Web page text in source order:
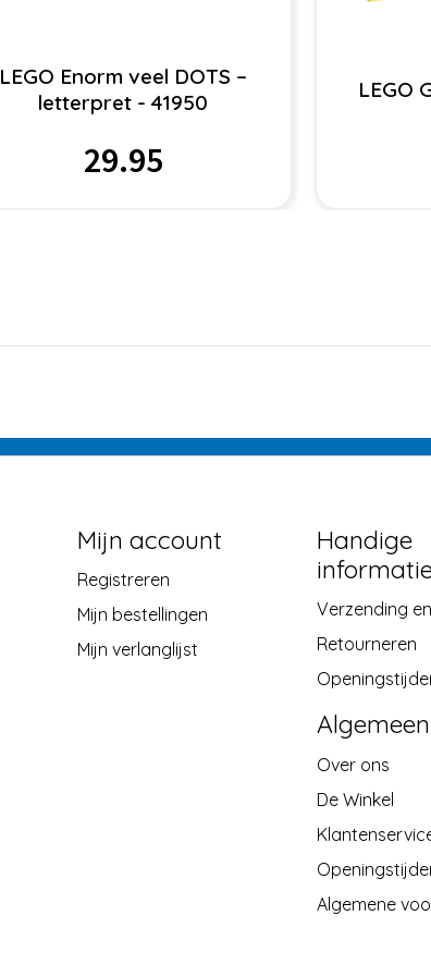
LEGO Enorm veel DOTS –
letterpret - 41950
29.95
LEGO
Mijn account
Registreren
Mijn bestellingen
Mijn verlanglijst
Handige
Verzending
Retourneren
Algemeen
Over ons
De Winkel
Algemene